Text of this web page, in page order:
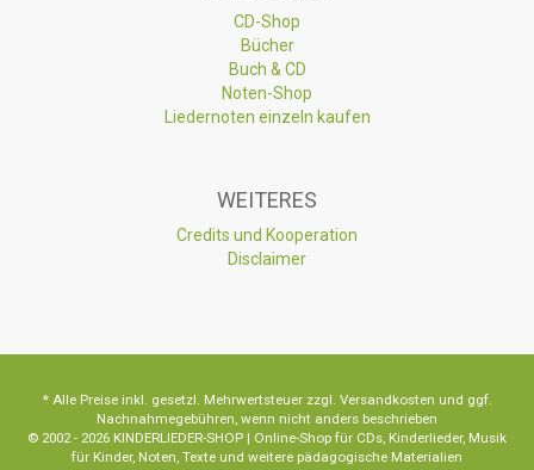
CD-Shop
Bücher
Buch & CD
Noten-Shop
Liedernoten einzeln kaufen
WEITERES
Credits und Kooperation
Disclaimer
* Alle Preise inkl. gesetzl. Mehrwertsteuer zzgl. Versandkosten und ggf.
Nachnahmegebühren, wenn nicht anders beschrieben
© 2002 - 2026 KINDERLIEDER-SHOP | Online-Shop für CDs, Kinderlieder, Musik
für Kinder, Noten, Texte und weitere pädagogische Materialien